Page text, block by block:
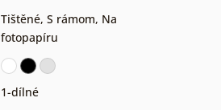
Tištěné, S rámom, Na
fotopapíru
1-dílné